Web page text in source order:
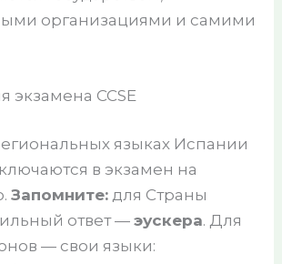
организациями и самими
экзамена CCSE
языках Испании
в экзамен на
Запомните: для Страны
ответ —эускера. Для
— свои языки: